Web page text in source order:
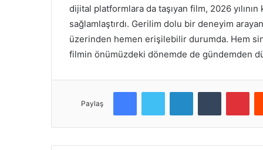
dijital platformlara da taşıyan film, 2026
sağlamlaştırdı. Gerilim dolu bir deneyim
üzerinden hemen erişilebilir durumda. Hem
filmin önümüzdeki dönemde de gündemden
Paylaş